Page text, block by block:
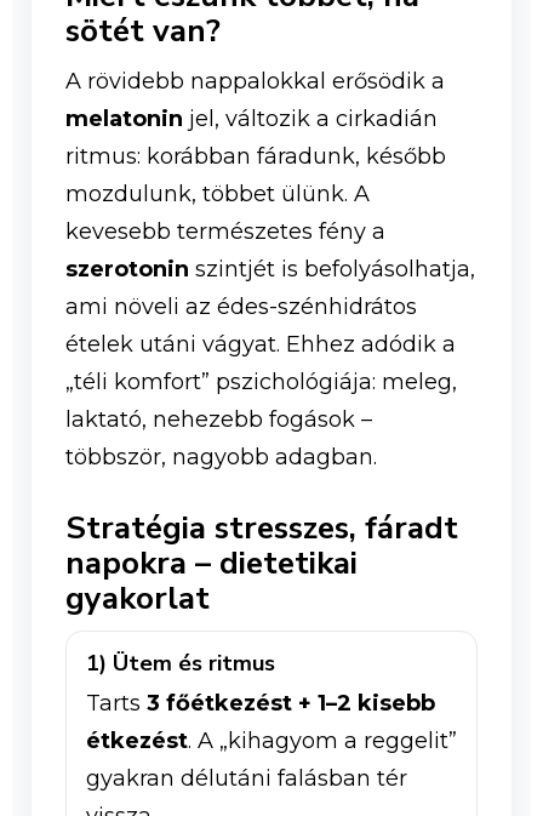
sötét van?
A rövidebb nappalokkal erősödik a
melatonin jel, változik a cirkadián
ritmus: korábban fáradunk, később
mozdulunk, többet ülünk. A
kevesebb természetes fény a
szerotonin szintjét is befolyásolhatja,
ami növeli az édes-szénhidrátos
ételek utáni vágyat. Ehhez adódik a
„téli komfort” pszichológiája: meleg,
laktató, nehezebb fogások –
többször, nagyobb adagban.
Stratégia stresszes, fáradt
napokra – dietetikai
gyakorlat
1) Ütem és ritmus
Tarts 3 főétkezést + 1–2 kisebb
étkezést. A „kihagyom a reggelit”
gyakran délutáni falásban tér